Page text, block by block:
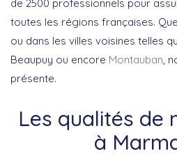
de 2500 professionnels pour
toutes les régions françaises.
ou dans les villes voisines telles
Beaupuy ou encore Montauban ,
présente.
Les qualités de
à